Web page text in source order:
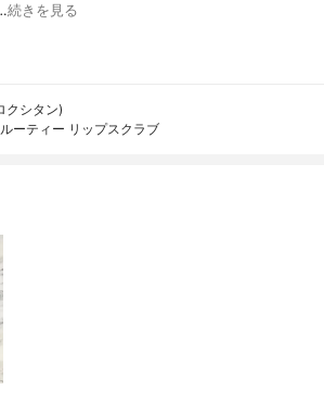
続きを見る
クシタン)
ーティー リップスクラブ